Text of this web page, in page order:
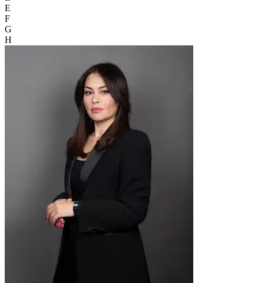
E
F
G
H